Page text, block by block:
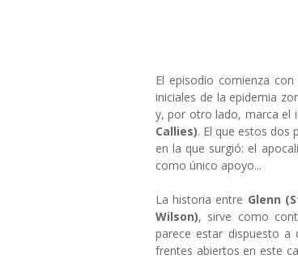
El episodio comienza
iniciales de la epidemia
y, por otro lado, marca el
Callies). El que estos dos
en la que surgió: el
como único apoyo...
La historia entre Glenn
Wilson), sirve como
parece estar dispuesto
frentes abiertos en este